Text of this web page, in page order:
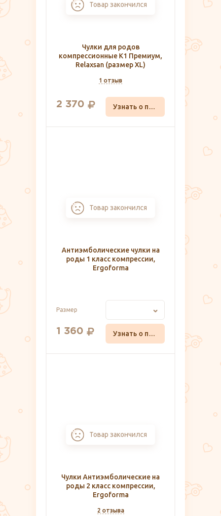
Товар закончился
Чулки для родов
компрессионные K1 Премиум,
Relaxsan (размер XL)
1 отзыв
2 370 Узнать о поступлении
Товар закончился
Антиэмболические чулки на
роды 1 класс компрессии,
Ergoforma
Размер
1 360 Узнать о поступлении
Товар закончился
Чулки Антиэмболические на
роды 2 класс компрессии,
Ergoforma
2 отзыва